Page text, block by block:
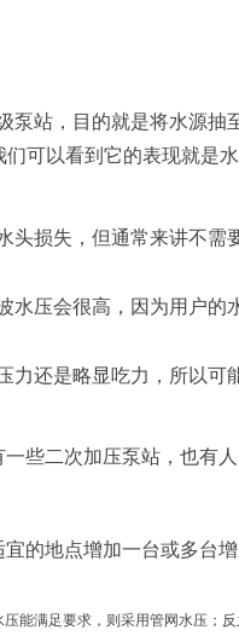
站，目的就是将水源抽
可以看到它的表现就是水
头损失，但通常来讲不需
压会很高，因为用户的
力还是略显吃力，所以可
些二次加压泵站，也有人
的地点增加一台或多台
能满足要求，则采用管网水压；